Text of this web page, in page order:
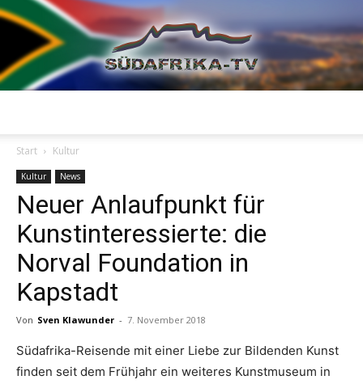
TV
Start Kultur
Kultur News
Neuer Anlaufpunkt für
Kunstinteressierte: die
Norval Foundation in
Kapstadt
Von Sven Klawunder - 7. November 2018
Südafrika-Reisende mit einer Liebe zur Bildenden Kunst
finden seit dem Frühjahr ein weiteres Kunstmuseum in